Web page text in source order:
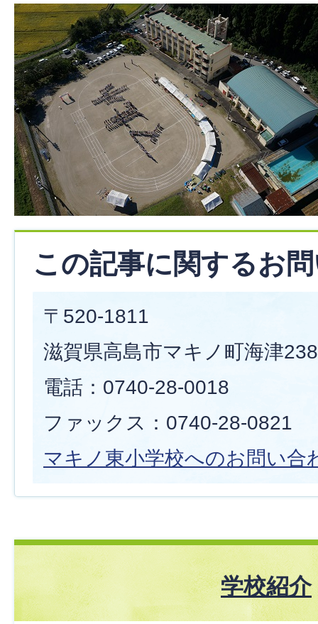
この記事に関するお
〒520-1811
滋賀県高島市マキノ町海津
電話：0740-28-0018
ファックス：0740-28-0821
マキノ東小学校へのお問い合
学校紹介